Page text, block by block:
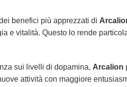
benefici più apprezzati di
e vitalità. Questo lo rende
sui livelli di dopamina, Arcalion
attività con maggiore